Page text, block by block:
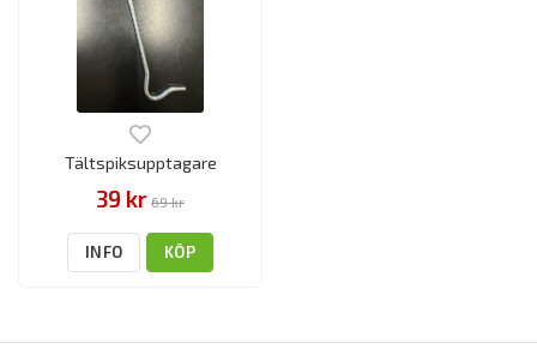
Tältspiksupptagare
39 kr 69 kr
INFO KÖP